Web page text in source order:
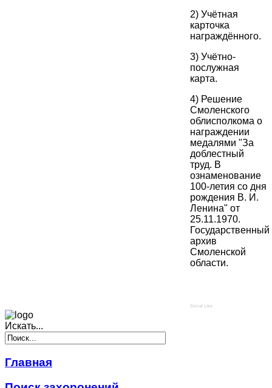
2) Учётная
карточка
награждённого.
3) Учётно-
послужная
карта.
4) Решение
Смоленского
облисполкома о
награждении
медалями "За
доблестный
труд. В
ознаменование
100-летия со дня
рождения В. И.
Ленина" от
25.11.1970.
Государственный
архив
Смоленской
области.
Social Like
Искать...
Главная